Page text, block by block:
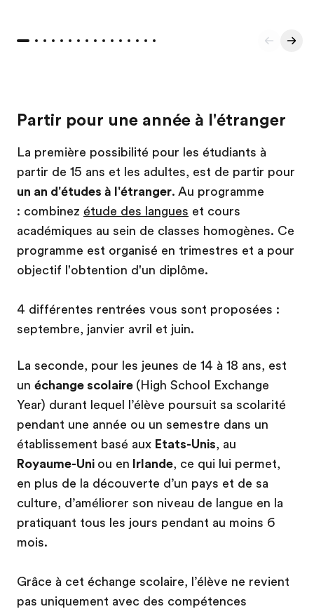
Partir pour une année à l'étranger
La première possibilité pour les étudiants à
partir de 15 ans et les adultes, est de partir pour
un an d'études à l'étranger. Au programme
: combinez étude des langues et cours
académiques au sein de classes homogènes. Ce
programme est organisé en trimestres et a pour
objectif l'obtention d'un diplôme.
4 différentes rentrées vous sont proposées :
septembre, janvier avril et juin.
La seconde, pour les jeunes de 14 à 18 ans, est
un échange scolaire (High School Exchange
Year) durant lequel l’élève poursuit sa scolarité
pendant une année ou un semestre dans un
établissement basé aux Etats-Unis, au
Royaume-Uni ou en Irlande, ce qui lui permet,
en plus de la découverte d’un pays et de sa
culture, d’améliorer son niveau de langue en la
pratiquant tous les jours pendant au moins 6
mois.
Grâce à cet échange scolaire, l’élève ne revient
pas uniquement avec des compétences